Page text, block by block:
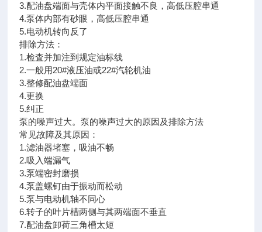
3.配油盘端面与壳体内平面接触不良，高低压腔串通
4.泵体内部有砂眼，高低压腔串通
5.电动机转向反了
排除方法：
1.检査并加注到规定油标线
2.一般用20#液压油或22#汽轮机油
3.整修配油盘端面
4.更换
5.纠正
泵的噪声过大。泵的噪声过大的原因及排除方法
常见故障及其原因：
1.滤油器堵塞，吸油不畅
2.吸入端漏气
3.泵端密封磨损
4.泵盖螺钉由于振动而松动
5.泵与电动机轴不同心
6.转子的叶片槽两侧与其两端面不垂直
7.配油盘卸荷三角槽太短